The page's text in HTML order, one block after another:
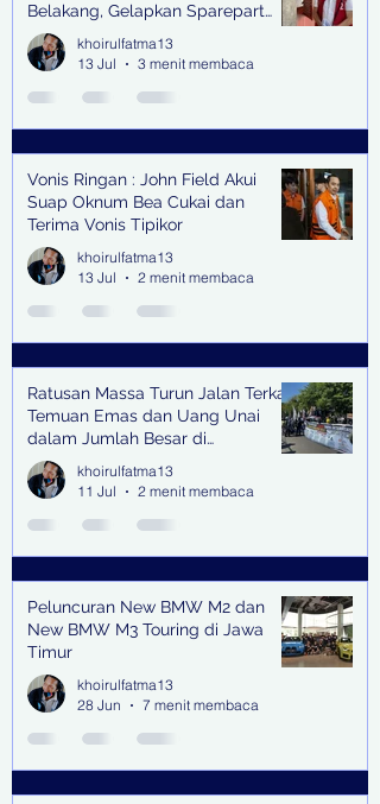
Belakang, Gelapkan Sparepart
Senilai Rp 1,9 Miliar
khoirulfatma13
13 Jul
3 menit membaca
Vonis Ringan : John Field Akui
Suap Oknum Bea Cukai dan
Terima Vonis Tipikor
khoirulfatma13
13 Jul
2 menit membaca
Ratusan Massa Turun Jalan Terkait
Temuan Emas dan Uang Unai
dalam Jumlah Besar di
Lingkungan Jampidsus Kejaksaan
Agung RI di Jakarta
khoirulfatma13
11 Jul
2 menit membaca
Peluncuran New BMW M2 dan
New BMW M3 Touring di Jawa
Timur
khoirulfatma13
28 Jun
7 menit membaca